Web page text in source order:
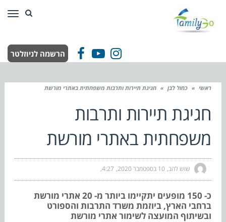
Facebook
YouTube
Instagram הרשמה לניוזלטר
ראשי » כחול לבן » חגיגת תיירות ותרבות משפחתית באתרי מורשת
חגיגת תיירות ותרבות
משפחתית באתרי מורשת
שוש להב 10 בספטמבר 2020 4:27
כ- 150 מופעים יתקיימו ביותר מ- 20 אתרי מורשת
ברחבי הארץ, ביוזמת משרד התרבות והספורט
ובשיתוף המועצה לשימור אתרי מורשת